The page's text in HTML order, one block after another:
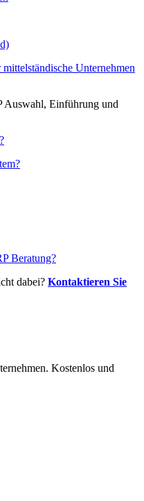
Unternehmen
Auswahl, Einführung und
Beratung?
dabei? Kontaktieren Sie
Kostenlos und